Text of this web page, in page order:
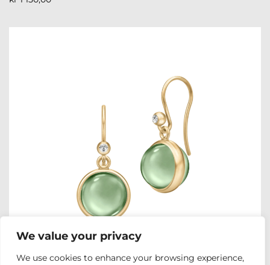
We value your privacy
We use cookies to enhance your browsing experience,